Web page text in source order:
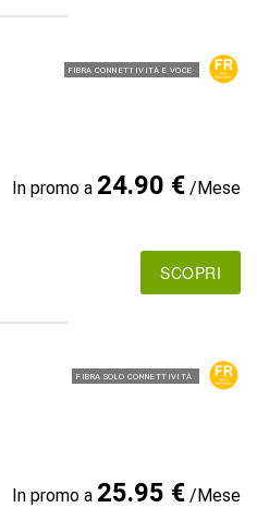
FIBRA CONNETTIVITÀ E VOCE
In promo a 24.90 €/Mese
SCOPRI
FIBRA SOLO CONNETTIVITÀ
In promo a 25.95 €/Mese